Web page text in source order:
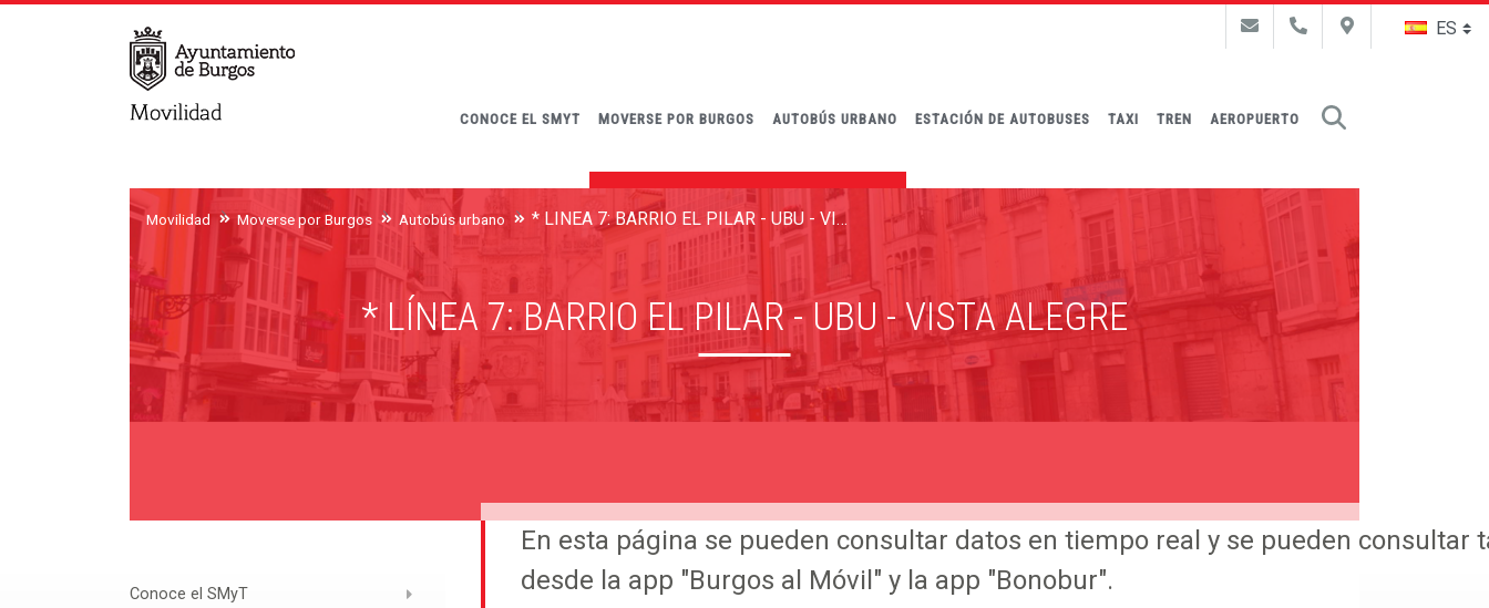
CONOCE EL SMYT MOVERSE POR BURGOS AUTOBÚS URBANO ESTACIÓN DE AUTOBUSES TAXI TREN AEROPUERTO
Movilidad Moverse por Burgos Autobús urbano * LÍNEA 7: BARRIO EL PILAR - UBU - VISTA ALEGRE
* LÍNEA 7: BARRIO EL PILAR - UBU - VISTA ALEGRE
Conoce el SMyT
En esta página se pueden consultar datos en tiempo real y se pueden consultar
desde la app "Burgos al Móvil" y la app "Bonobur".